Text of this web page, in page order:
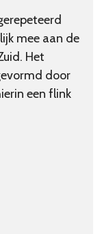
mee aan de
Het
door
een flink